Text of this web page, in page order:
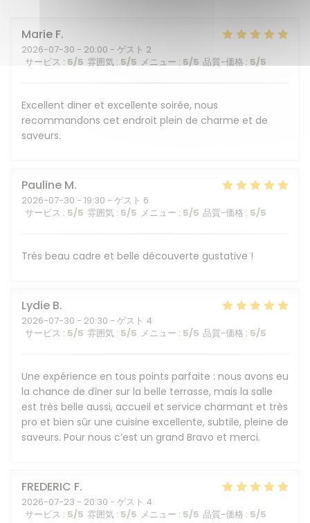
Marie F
2026-07-30 - 20:00 - ゲスト 2
サービス : 5/5 雰囲気 : 5/5 メニュー : 5/5 品質-価格 : 5/5
Excellent diner et excellente soirée, nous
recommandons cet endroit plein de charme et de
saveurs.
Pauline M
2026-07-30 - 19:30 - ゲスト 6
サービス : 5/5 雰囲気 : 5/5 メニュー : 5/5 品質-価格 : 5/5
Très beau cadre et belle découverte gustative !
Lydie B
2026-07-30 - 20:30 - ゲスト 4
サービス : 5/5 雰囲気 : 5/5 メニュー : 5/5 品質-価格 : 5/5
Une expérience en tous points parfaite : nous avons eu
la chance de dîner sur la belle terrasse, mais la salle
est très belle aussi, accueil et service charmant et très
pro et bien sûr une cuisine excellente, subtile, pleine de
saveurs. Pour nous c’est un grand Bravo et merci.
FREDERIC F
2026-07-23 - 20:30 - ゲスト 4
サービス : 5/5 雰囲気 : 5/5 メニュー : 5/5 品質-価格 : 5/5